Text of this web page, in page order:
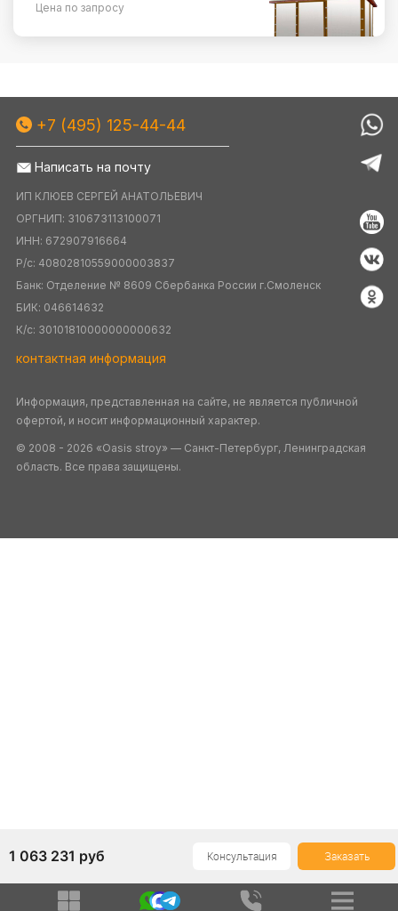
Цена по запросу
1 063 231 руб Заказать
Консультация
+7 (495) 125-44-44
Написать на почту
ИП КЛЮЕВ СЕРГЕЙ АНАТОЛЬЕВИЧ
ОРГНИП: 310673113100071
ИНН: 672907916664
Р/с: 40802810559000003837
Банк: Отделение № 8609 Сбербанка России г.Смоленск
БИК: 046614632
К/c: 30101810000000000632
контактная информация
Информация, представленная на сайте, не является публичной
офертой, и носит информационный характер.
© 2008 - 2026 «Oasis stroy» — Санкт-Петербург, Ленинградская
область. Все права защищены.